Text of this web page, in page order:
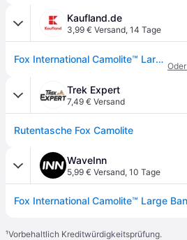
Kaufland.de
3,99 € Versand, 14 Tage
Fox International Camolite™ Large Bankstick Angelgeräte Tasche Braun Braun One Size
Trek Expert
7,49 € Versand
Rutentasche Fox Camolite
WaveInn
5,99 € Versand, 10 Tage
¹Vorbehaltlich Kreditwürdigkeitsprüfung.